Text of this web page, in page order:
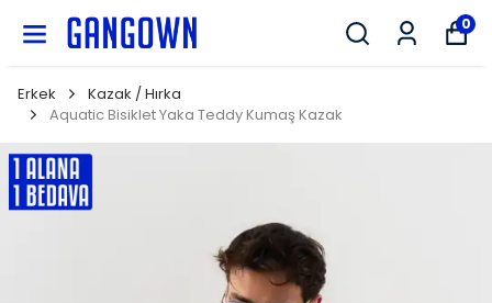
0
Erkek
Kazak / Hırka
Aquatic Bisiklet Yaka Teddy Kumaş Kazak